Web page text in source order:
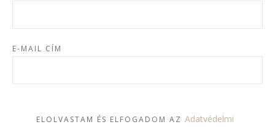
E-MAIL CÍM
ELOLVASTAM ÉS ELFOGADOM AZ Adatvédelmi